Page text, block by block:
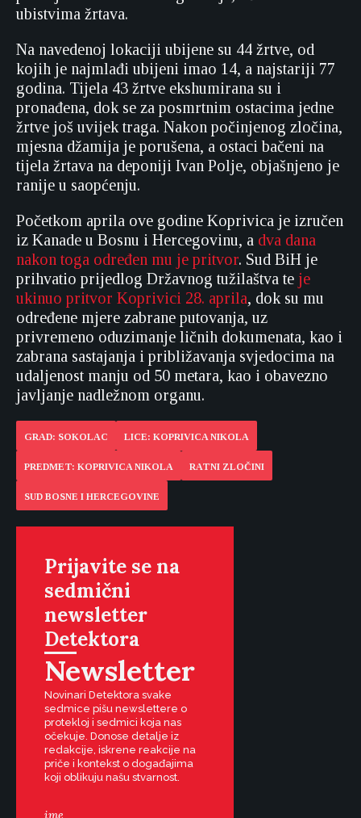
ubistvima žrtava.
Na navedenoj lokaciji ubijene su 44 žrtve, od
kojih je najmlađi ubijeni imao 14, a najstariji 77
godina. Tijela 43 žrtve ekshumirana su i
pronađena, dok se za posmrtnim ostacima jedne
žrtve još uvijek traga. Nakon počinjenog zločina,
mjesna džamija je porušena, a ostaci bačeni na
tijela žrtava na deponiji Ivan Polje, objašnjeno je
ranije u saopćenju.
Početkom aprila ove godine Koprivica je izručen
iz Kanade u Bosnu i Hercegovinu, a dva dana
nakon toga određen mu je pritvor. Sud BiH je
prihvatio prijedlog Državnog tužilaštva te je
ukinuo pritvor Koprivici 28. aprila, dok su mu
određene mjere zabrane putovanja, uz
privremeno oduzimanje ličnih dokumenata, kao i
zabrana sastajanja i približavanja svjedocima na
udaljenost manju od 50 metara, kao i obavezno
javljanje nadležnom organu.
GRAD: SOKOLAC LICE: KOPRIVICA NIKOLA
PREDMET: KOPRIVICA NIKOLA RATNI ZLOČINI
SUD BOSNE I HERCEGOVINE
Prijavite se na
sedmični
newsletter
Detektora
Newsletter
Novinari Detektora svake
sedmice pišu newslettere o
protekloj i sedmici koja nas
očekuje. Donose detalje iz
redakcije, iskrene reakcije na
priče i kontekst o događajima
koji oblikuju našu stvarnost.